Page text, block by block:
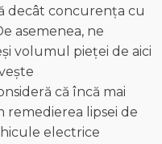
decât concurența cu
asemenea, ne
volumul pieței de aici
că încă mai
lipsei de
electrice